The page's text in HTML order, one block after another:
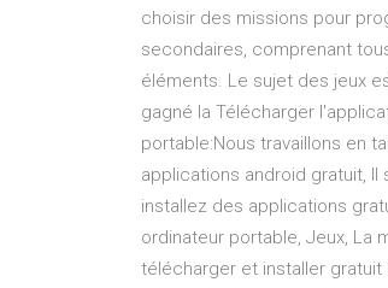
choisir des missions pour
secondaires, comprenant
éléments. Le sujet des jeux
gagné la Télécharger
portable:Nous travaillons en
applications android gratuit,
installez des applications
ordinateur portable, Jeux, La
télécharger et installer gratuit